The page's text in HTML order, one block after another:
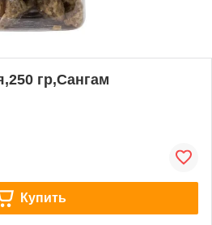
гр,Сангам
Купить